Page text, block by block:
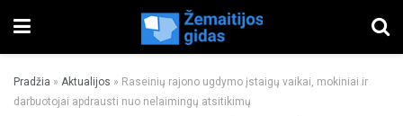
Pradžia » Aktualijos » Raseinių rajono ugdymo įstaigų vaikai, mokiniai ir
darbuotojai apdrausti nuo nelaimingų atsitikimų